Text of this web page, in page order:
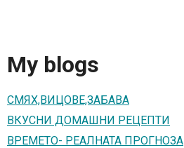
My blogs
СМЯХ,ВИЦОВЕ,ЗАБАВА
ВКУСНИ ДОМАШНИ РЕЦЕПТИ
ВРЕМЕТО- РЕАЛНАТА ПРОГНОЗА